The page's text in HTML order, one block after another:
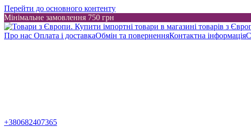
Перейти до основного контенту
Мінімальне замовлення 750 грн
Про нас Оплата і доставкаОбмін та поверненняКонтактна інформація
+380682407365